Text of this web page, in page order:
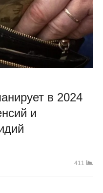
в 2024
и
411